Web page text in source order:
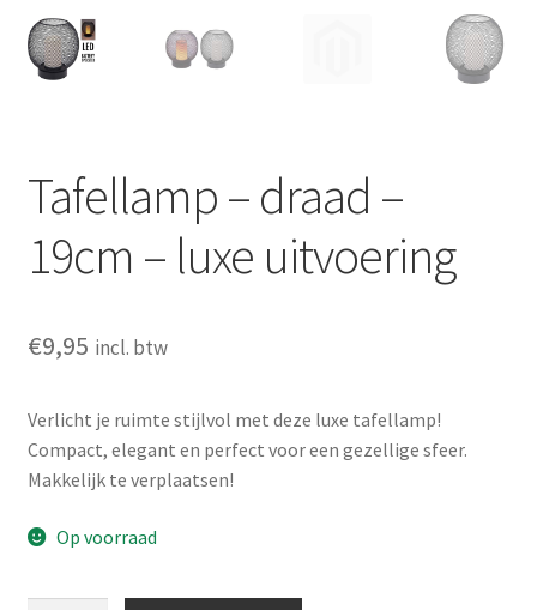
Reizen
Sport
Tafellamp – draad –
19cm – luxe uitvoering
€9,95 incl. btw
Verlicht je ruimte stijlvol met deze luxe tafellamp!
Compact, elegant en perfect voor een gezellige sfeer.
Makkelijk te verplaatsen!
Op voorraad